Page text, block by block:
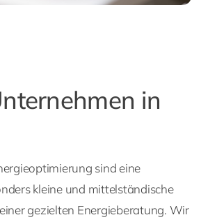
in
sind eine
kleine und mittelständische
gezielten Energieberatung. Wir